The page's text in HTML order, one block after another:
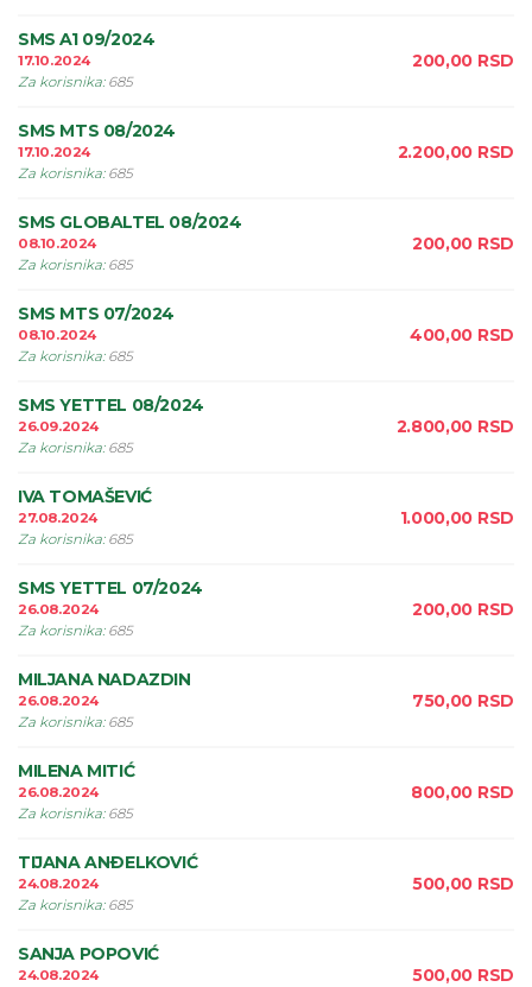
SMS A1 09/2024
17.10.2024
Za korisnika: 685
200,00 RSD
SMS MTS 08/2024
17.10.2024
Za korisnika: 685
2.200,00 RSD
SMS GLOBALTEL 08/2024
08.10.2024
Za korisnika: 685
200,00 RSD
SMS MTS 07/2024
08.10.2024
Za korisnika: 685
400,00 RSD
SMS YETTEL 08/2024
26.09.2024
Za korisnika: 685
2.800,00 RSD
IVA TOMAŠEVIĆ
27.08.2024
Za korisnika: 685
1.000,00 RSD
SMS YETTEL 07/2024
26.08.2024
Za korisnika: 685
200,00 RSD
MILJANA NADAZDIN
26.08.2024
Za korisnika: 685
750,00 RSD
MILENA MITIĆ
26.08.2024
Za korisnika: 685
800,00 RSD
TIJANA ANÐELKOVIĆ
24.08.2024
Za korisnika: 685
500,00 RSD
SANJA POPOVIĆ
24.08.2024
500,00 RSD